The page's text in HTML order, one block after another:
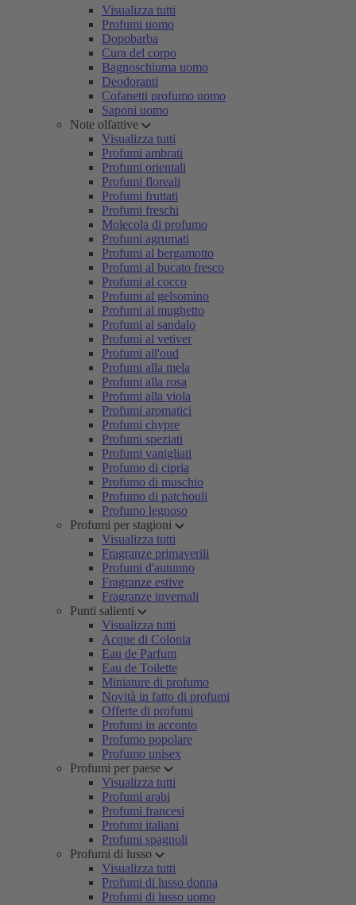
Visualizza tutti
Profumi uomo
Dopobarba
Cura del corpo
Bagnoschiuma uomo
Deodoranti
Cofanetti profumo uomo
Saponi uomo
Note olfattive
Visualizza tutti
Profumi ambrati
Profumi orientali
Profumi floreali
Profumi fruttati
Profumi freschi
Molecola di profumo
Profumi agrumati
Profumi al bergamotto
Profumi al bucato fresco
Profumi al cocco
Profumi al gelsomino
Profumi al mughetto
Profumi al sandalo
Profumi al vetiver
Profumi all'oud
Profumi alla mela
Profumi alla rosa
Profumi alla viola
Profumi aromatici
Profumi chypre
Profumi speziati
Profumi vanigliati
Profumo di cipria
Profumo di muschio
Profumo di patchouli
Profumo legnoso
Profumi per stagioni
Visualizza tutti
Fragranze primaverili
Profumi d'autunno
Fragranze estive
Fragranze invernali
Punti salienti
Visualizza tutti
Acque di Colonia
Eau de Parfum
Eau de Toilette
Miniature di profumo
Novità in fatto di profumi
Offerte di profumi
Profumi in acconto
Profumo popolare
Profumo unisex
Profumi per paese
Visualizza tutti
Profumi arabi
Profumi francesi
Profumi italiani
Profumi spagnoli
Profumi di lusso
Visualizza tutti
Profumi di lusso donna
Profumi di lusso uomo